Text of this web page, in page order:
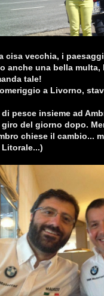
cisa vecchia, i
anche una bella
tale!
a Livorno,
pesce insieme ad
del giorno dopo.
chiese il cambio...